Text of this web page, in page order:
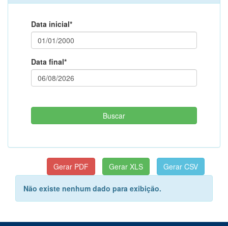
Data inicial*
Data final*
Não existe nenhum dado para exibição.